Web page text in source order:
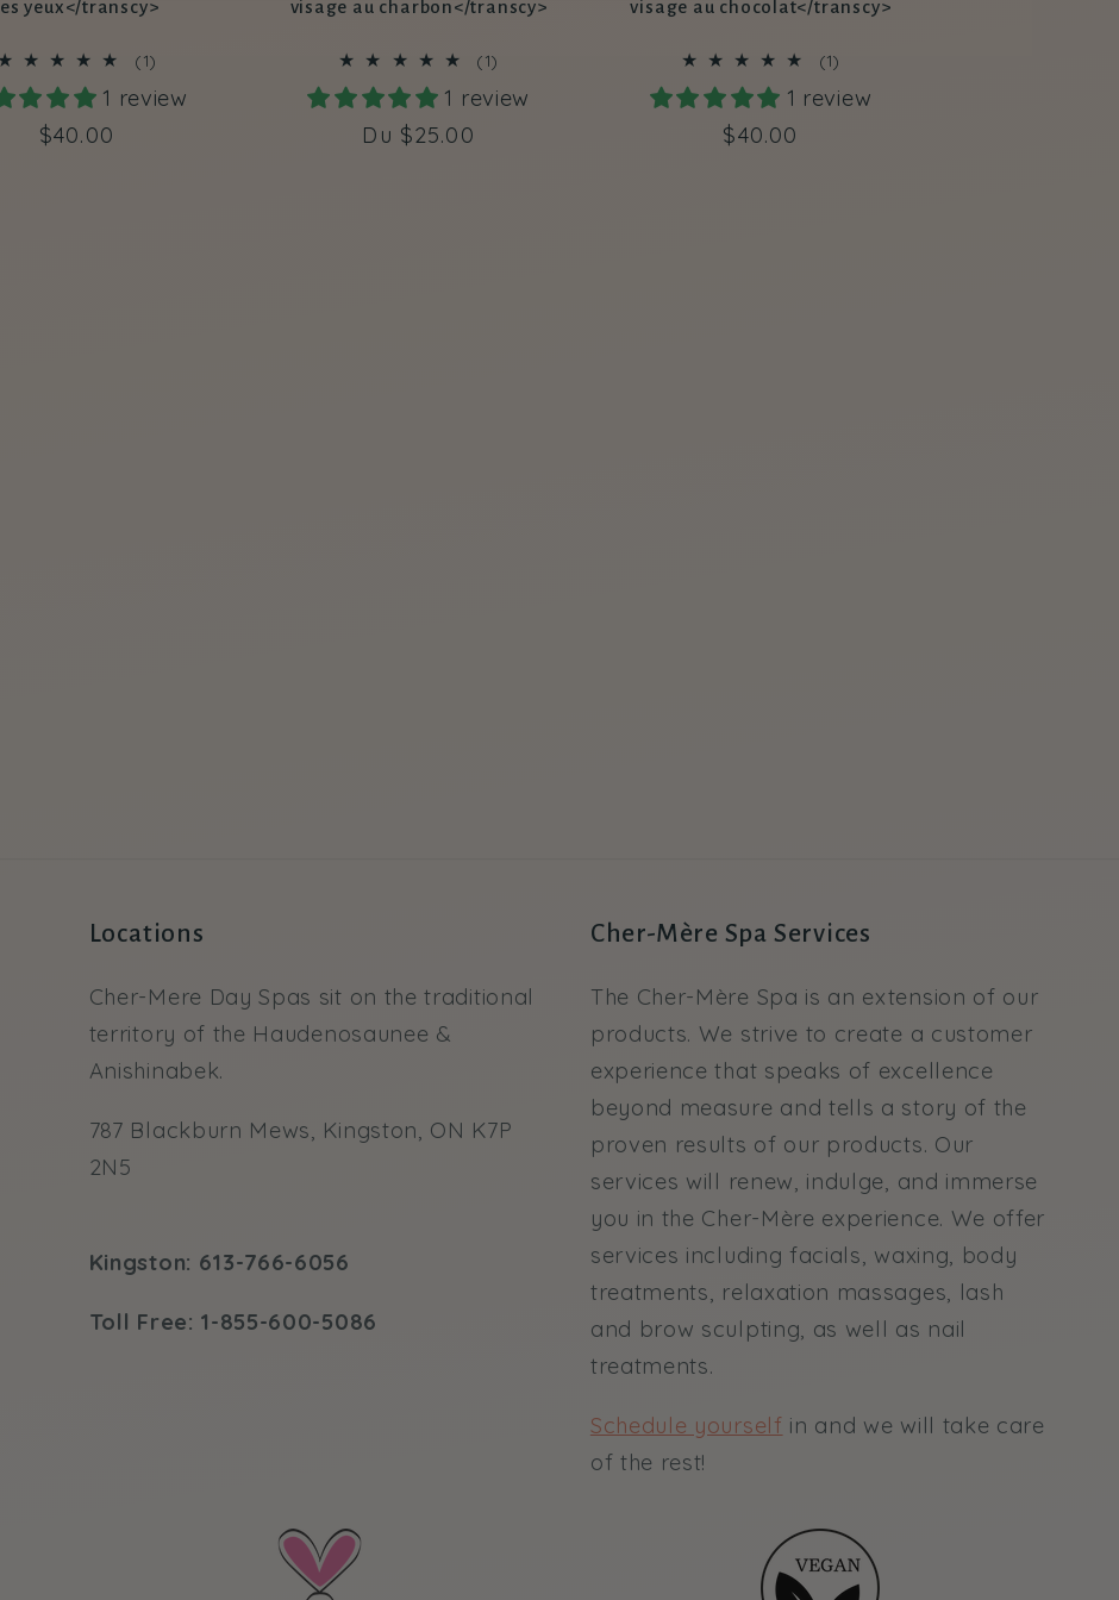
les yeux</transcy>
(1)
des
1 review
Prix
$40.00
visage au charbon</transcy>
(1)
des
1 review
Prix
Du $25.00
visage au chocolat</transcy>
(1)
des
1 review
Prix
$40.00
Locations
Cher-Mere Day Spas sit on the traditional
territory of the Haudenosaunee &
Anishinabek.
787 Blackburn Mews, Kingston, ON K7P
2N5
Kingston: 613-766-6056
Toll Free: 1-855-600-5086
Cher-Mère Spa Services
The Cher-Mère Spa is an extension of our
products. We strive to create a customer
experience that speaks of excellence
beyond measure and tells a story of the
proven results of our products. Our
services will renew, indulge, and immerse
you in the Cher-Mère experience. We offer
services including facials, waxing, body
treatments, relaxation massages, lash
and brow sculpting, as well as nail
treatments.
Schedule yourself in and we will take care
of the rest!